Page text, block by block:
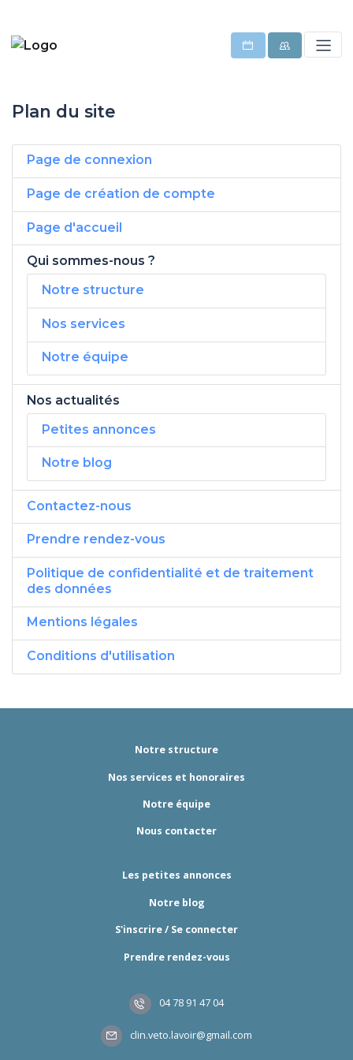
Plan du site
Page de connexion
Page de création de compte
Page d'accueil
Qui sommes-nous ?
Notre structure
Nos services
Notre équipe
Nos actualités
Petites annonces
Notre blog
Contactez-nous
Prendre rendez-vous
Politique de confidentialité et de traitement
des données
Mentions légales
Conditions d'utilisation
Notre structure
Nos services et honoraires
Notre équipe
Nous contacter
Les petites annonces
Notre blog
S'inscrire / Se connecter
Prendre rendez-vous
04 78 91 47 04
clin.veto.lavoir@gmail.com